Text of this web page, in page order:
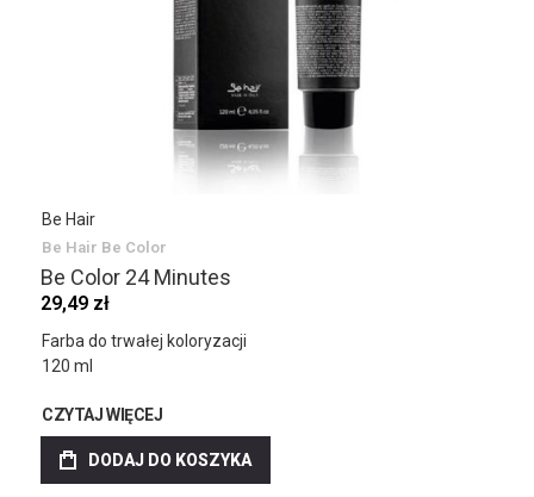
Be Hair
Be Hair Be Color
Be Color 24 Minutes
29,49 zł
Farba do trwałej koloryzacji
120 ml
CZYTAJ WIĘCEJ
DODAJ DO KOSZYKA